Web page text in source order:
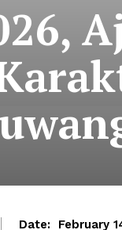
Date: February